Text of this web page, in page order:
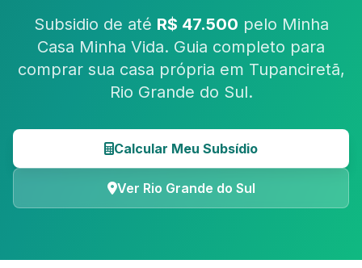
Subsidio de até R$ 47.500 pelo Minha
Casa Minha Vida. Guia completo para
comprar sua casa própria em Tupanciretã,
Rio Grande do Sul.
Calcular Meu Subsídio
Ver Rio Grande do Sul